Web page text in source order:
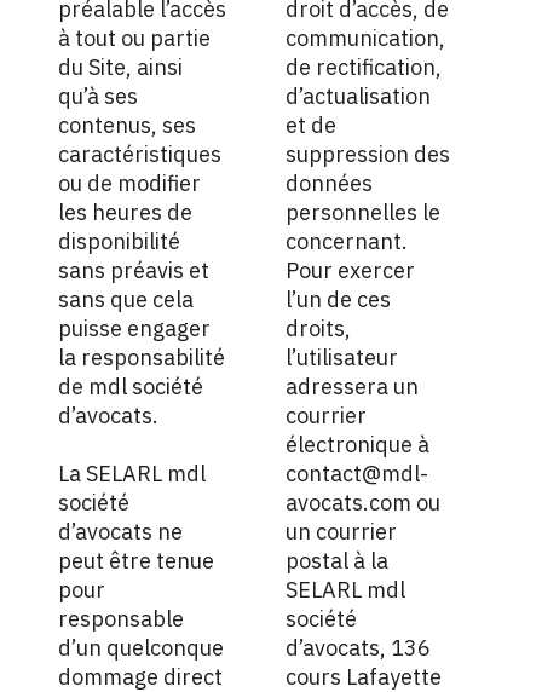
préalable l’accès
à tout ou partie
du Site, ainsi
qu’à ses
contenus, ses
caractéristiques
ou de modifier
les heures de
disponibilité
sans préavis et
sans que cela
puisse engager
la responsabilité
de mdl société
d’avocats.
La SELARL mdl
société
d’avocats ne
peut être tenue
pour
responsable
d’un quelconque
dommage direct
droit d’accès, de
communication,
de rectification,
d’actualisation
et de
suppression des
données
personnelles le
concernant.
Pour exercer
l’un de ces
droits,
l’utilisateur
adressera un
courrier
électronique à
contact@mdl-
avocats.com ou
un courrier
postal à la
SELARL mdl
société
d’avocats, 136
cours Lafayette